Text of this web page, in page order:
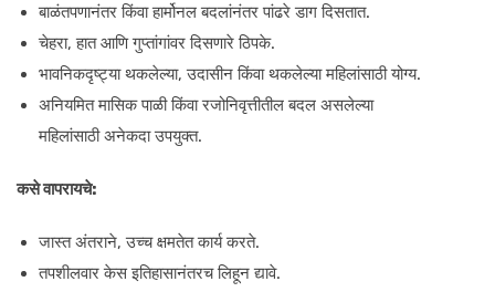
बाळंतपणानंतर किंवा हार्मोनल बदलांनंतर पांढरे डाग दिसतात.
चेहरा, हात आणि गुप्तांगांवर दिसणारे ठिपके.
भावनिकदृष्ट्या थकलेल्या, उदासीन किंवा थकलेल्या महिलांसाठी योग्य.
अनियमित मासिक पाळी किंवा रजोनिवृत्तीतील बदल असलेल्या
महिलांसाठी अनेकदा उपयुक्त.
कसे वापरायचे:
जास्त अंतराने, उच्च क्षमतेत कार्य करते.
तपशीलवार केस इतिहासानंतरच लिहून द्यावे.